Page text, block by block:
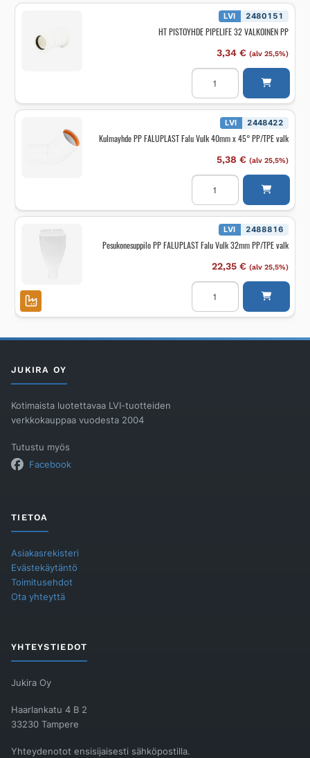
LVI 2480151
HT PISTOYHDE PIPELIFE 32 VALKOINEN PP
3,34 € (alv 25,5%)
HT
PISTOYHDE
32
VALKOINEN
LVI 2448422
Kulmayhde PP FALUPLAST Falu Vulk 40mm x 45° PP/TPE valk
5,38 € (alv 25,5%)
Kulmayhde
FALUPLAST
Falu
Vulk
40mm
45°
LVI 2488816
Pesukonesuppilo PP FALUPLAST Falu Vulk 32mm PP/TPE valk
22,35 € (alv 25,5%)
Pesukonesuppilo
FALUPLAST
Falu
PP/TPE
JUKIRA OY
Kotimaista luotettavaa LVI-tuotteiden
verkkokauppaa vuodesta 2004
Tutustu myös
Facebook
TIETOA
Asiakasrekisteri
Evästekäytäntö
Toimitusehdot
Ota yhteyttä
YHTEYSTIEDOT
Jukira Oy
Haarlankatu 4 B 2
33230 Tampere
Yhteydenotot ensisijaisesti sähköpostilla.